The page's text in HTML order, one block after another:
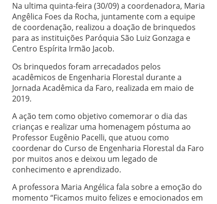
Na ultima quinta-feira (30/09) a coordenadora, Maria
Angêlica Foes da Rocha, juntamente com a equipe
de coordenação, realizou a doação de brinquedos
para as instituições Paróquia São Luiz Gonzaga e
Centro Espírita Irmão Jacob.
Os brinquedos foram arrecadados pelos
acadêmicos de Engenharia Florestal durante a
Jornada Acadêmica da Faro, realizada em maio de
2019.
A ação tem como objetivo comemorar o dia das
crianças e realizar uma homenagem póstuma ao
Professor Eugênio Pacelli, que atuou como
coordenar do Curso de Engenharia Florestal da Faro
por muitos anos e deixou um legado de
conhecimento e aprendizado.
A professora Maria Angélica fala sobre a emoção do
momento “Ficamos muito felizes e emocionados em